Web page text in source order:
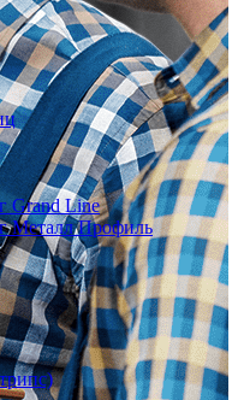
Grand Line
Металл Профиль